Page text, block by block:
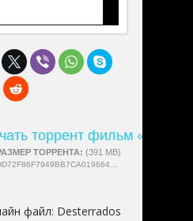
торрент фильм
ТОРРЕНТА: (391 MB)
4189
файл: Desterrados